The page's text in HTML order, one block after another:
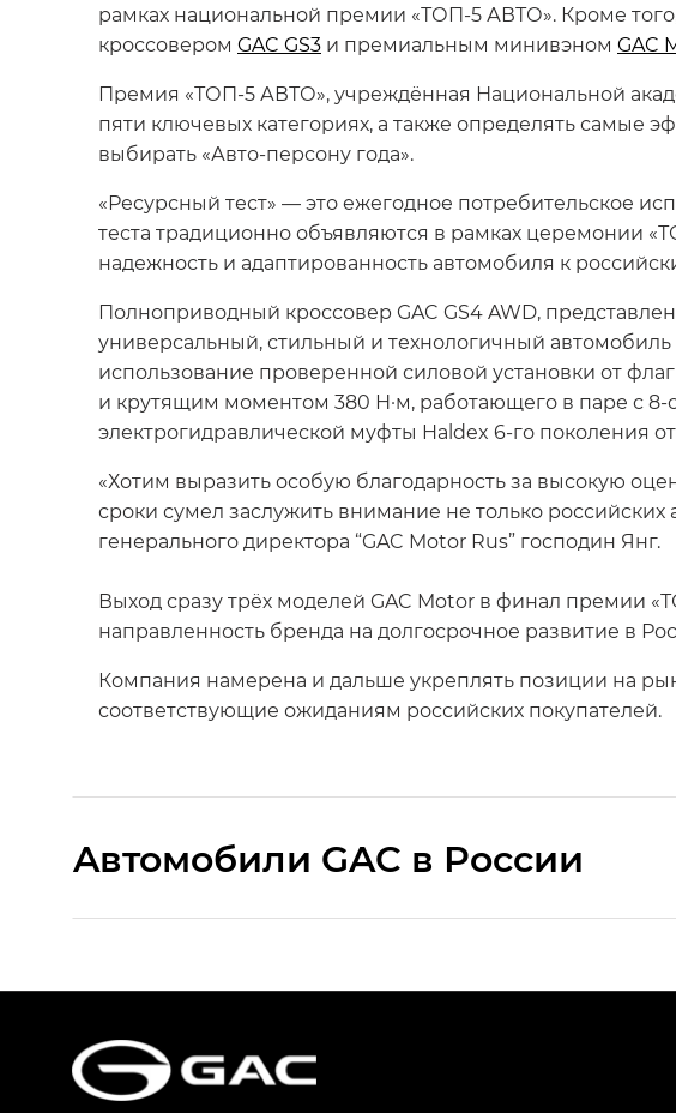
рамках национальной премии «ТОП-5 АВТО». Кроме
кроссовером GAC GS3 и премиальным минивэном GAC
Премия «ТОП-5 АВТО», учреждённая Национальной
пяти ключевых категориях, а также определять самые
выбирать «Авто-персону года».
«Ресурсный тест» — это ежегодное потребительское
теста традиционно объявляются в рамках церемонии
надежность и адаптированность автомобиля к
Полноприводный кроссовер GAC GS4 AWD,
универсальный, стильный и технологичный
использование проверенной силовой установки от
и крутящим моментом 380 Н·м, работающего в паре с
электрогидравлической муфты Haldex 6-го поколения
«Хотим выразить особую благодарность за высокую
сроки сумел заслужить внимание не только
генерального директора “GAC Motor Rus” господин Янг.
Выход сразу трёх моделей GAC Motor в финал премии
направленность бренда на долгосрочное развитие в
Компания намерена и дальше укреплять позиции на
соответствующие ожиданиям российских покупателей.
Aвтомобили GAC в России
HYPTEC HT — Хайптек Эйч Ти (HYPTEC HT) в